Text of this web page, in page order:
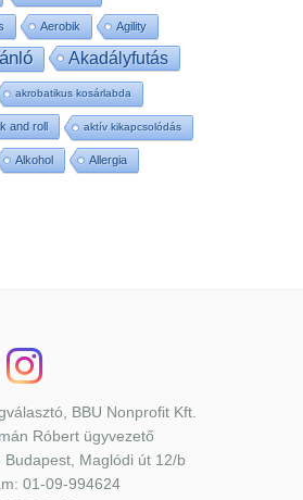
Aerobik Agility
Akadályfutás
akrobatikus kosárlabda
and roll aktív kikapcsolódás
Alkohol Allergia
BBU Nonprofit Kft.
Róbert ügyvezető
Budapest, Maglódi út 12/b
01-09-994624